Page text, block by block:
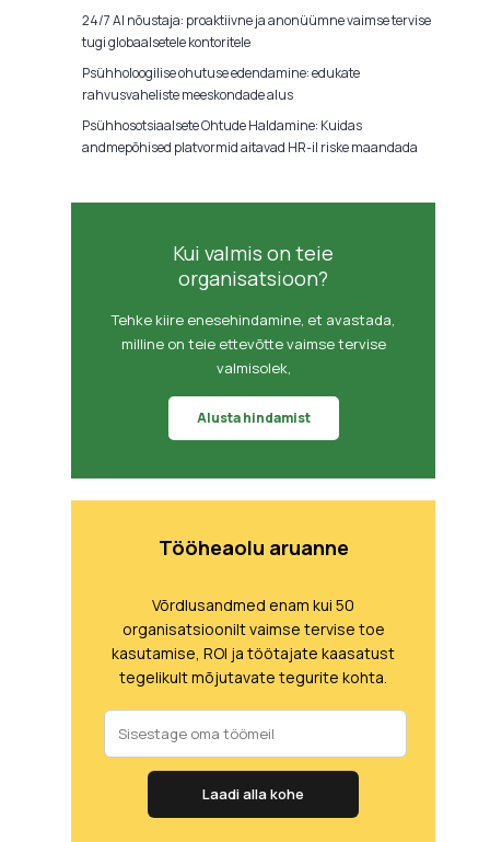
24/7 AI nõustaja: proaktiivne ja anonüümne vaimse tervise
tugi globaalsetele kontoritele
Psühholoogilise ohutuse edendamine: edukate
rahvusvaheliste meeskondade alus
Psühhosotsiaalsete Ohtude Haldamine: Kuidas
andmepõhised platvormid aitavad HR-il riske maandada
Kui valmis on teie
organisatsioon?
Tehke kiire enesehindamine, et avastada,
milline on teie ettevõtte vaimse tervise
valmisolek,
Alusta hindamist
Tööheaolu aruanne
Võrdlusandmed enam kui 50
organisatsioonilt vaimse tervise toe
kasutamise, ROI ja töötajate kaasatust
tegelikult mõjutavate tegurite kohta.
Laadi alla kohe